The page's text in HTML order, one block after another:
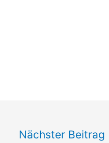
Nächster Beitrag